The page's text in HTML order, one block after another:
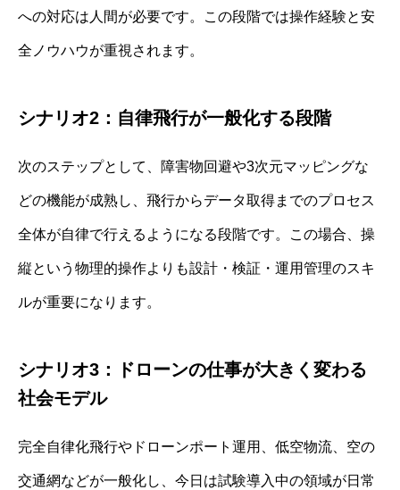
への対応は人間が必要です。この段階では操作経験と安
全ノウハウが重視されます。
シナリオ2：自律飛行が一般化する段階
次のステップとして、障害物回避や3次元マッピングな
どの機能が成熟し、飛行からデータ取得までのプロセス
全体が自律で行えるようになる段階です。この場合、操
縦という物理的操作よりも設計・検証・運用管理のスキ
ルが重要になります。
シナリオ3：ドローンの仕事が大きく変わる
社会モデル
完全自律化飛行やドローンポート運用、低空物流、空の
交通網などが一般化し、今日は試験導入中の領域が日常